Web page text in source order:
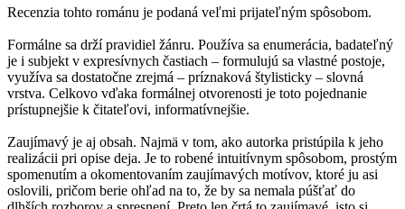
Recenzia tohto románu je podaná veľmi prijateľným spôsobom.
Formálne sa drží pravidiel žánru. Používa sa enumerácia, badateľný
je i subjekt v expresívnych častiach – formulujú sa vlastné postoje,
využíva sa dostatočne zrejmá – príznaková štylisticky – slovná
vrstva. Celkovo vďaka formálnej otvorenosti je toto pojednanie
prístupnejšie k čitateľovi, informatívnejšie.
Zaujímavý je aj obsah. Najmä v tom, ako autorka pristúpila k jeho
realizácii pri opise deja. Je to robené intuitívnym spôsobom, prostým
spomenutím a okomentovaním zaujímavých motívov, ktoré ju asi
oslovili, pričom berie ohľad na to, že by sa nemala púšťať do